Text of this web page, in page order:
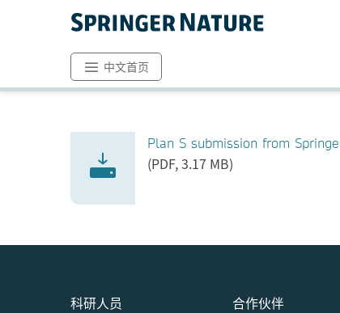
中文首页
Plan S submission from
(PDF, 3.17 MB)
科研人员 合作伙伴